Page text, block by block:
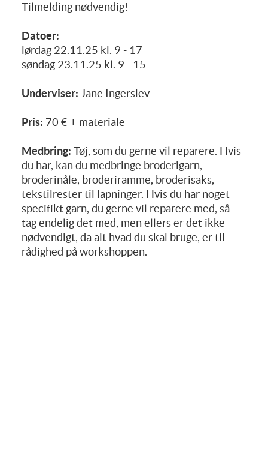
Tilmelding nødvendig!
Datoer:
lørdag 22.11.25 kl. 9 - 17
søndag 23.11.25 kl. 9 - 15
Underviser: Jane Ingerslev
Pris: 70 € + materiale
Medbring: Tøj, som du gerne vil reparere. Hvis
du har, kan du medbringe broderigarn,
broderinåle, broderiramme, broderisaks,
tekstilrester til lapninger. Hvis du har noget
specifikt garn, du gerne vil reparere med, så
tag endelig det med, men ellers er det ikke
nødvendigt, da alt hvad du skal bruge, er til
rådighed på workshoppen.